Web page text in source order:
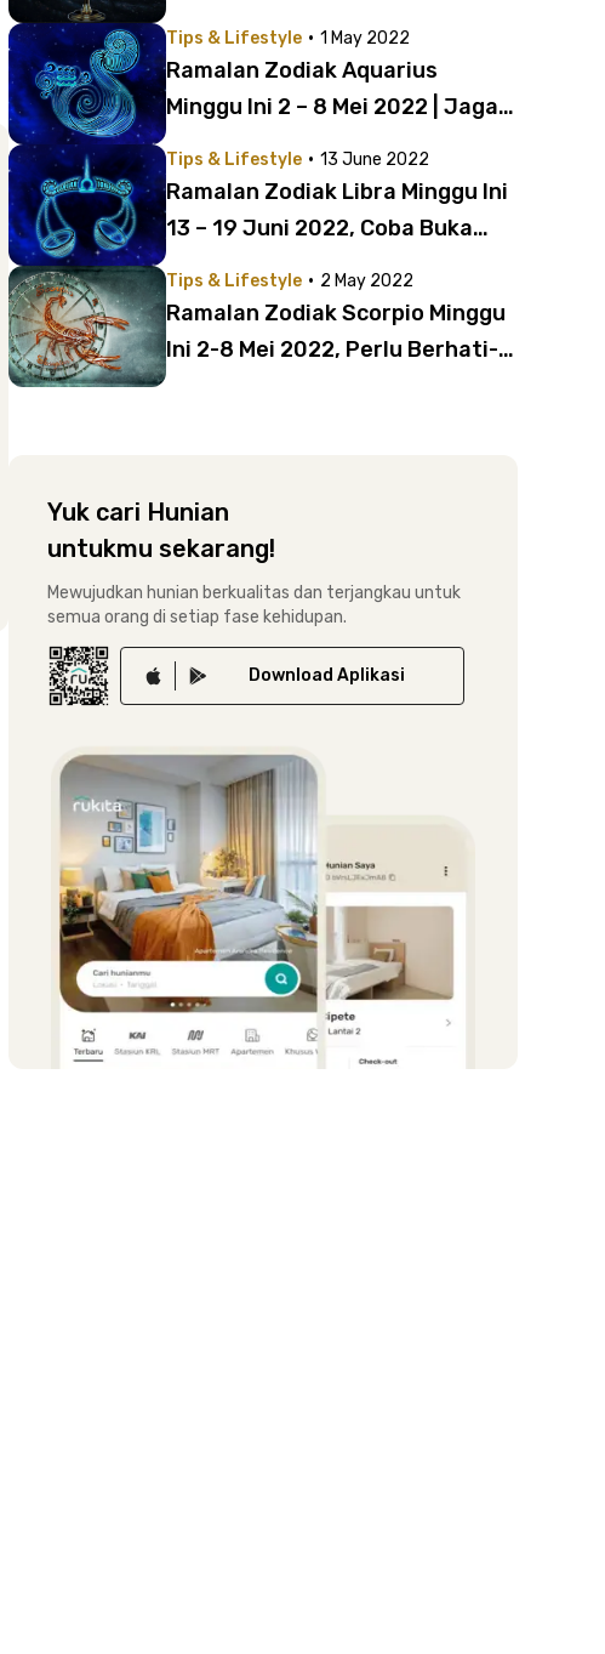
Tips & Lifestyle · 1 May 2022
Ramalan Zodiak Aquarius
Minggu Ini 2 – 8 Mei 2022 | Jaga
Tips & Lifestyle · 13 June 2022
Ramalan Zodiak Libra Minggu Ini
13 – 19 Juni 2022, Coba Buka
Tips & Lifestyle · 2 May 2022
Ramalan Zodiak Scorpio Minggu
Ini 2-8 Mei 2022, Perlu Berhati-
Yuk cari Hunian
untukmu sekarang!
Mewujudkan hunian berkualitas dan terjangkau untuk
semua orang di setiap fase kehidupan.
Download Aplikasi